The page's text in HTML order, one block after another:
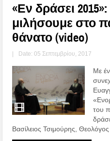
«Εν δράσει
μιλήσουμε στο
θάνατο (video)
| Date: 05 Σεπτεμβρίου, 2017
Με
του
Βασίλειος Τσιμούρης, Θεολόγος